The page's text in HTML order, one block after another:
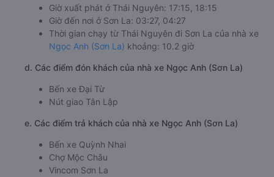
Giờ xuất phát ở Thái Nguyên: 17:15, 18:15
Giờ đến nơi ở Sơn La: 03:27, 04:27
Thời gian chạy từ Thái Nguyên đi Sơn La của nhà xe
Ngọc Anh (Sơn La) khoảng: 10.2 giờ
d. Các điểm đón khách của nhà xe Ngọc Anh (Sơn La)
Bến xe Đại Từ
Nút giao Tân Lập
e. Các điểm trả khách của nhà xe Ngọc Anh (Sơn La)
Bến xe Quỳnh Nhai
Chợ Mộc Châu
Vincom Sơn La